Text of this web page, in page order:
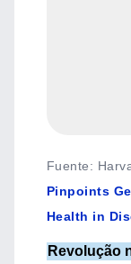
Fuente:
Pinpoints
Health in
Revolução